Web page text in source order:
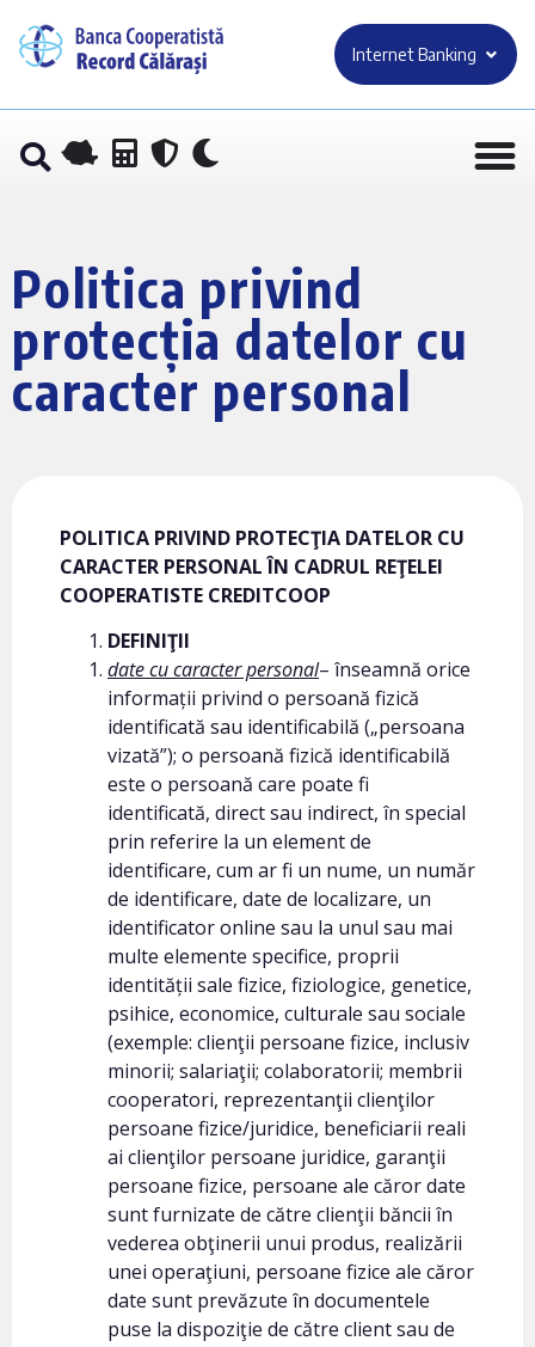
Internet Banking
Politica privind
protecția datelor cu
caracter personal
POLITICA PRIVIND PROTECŢIA DATELOR CU
CARACTER PERSONAL ÎN CADRUL REŢELEI
COOPERATISTE CREDITCOOP
DEFINIŢII
date cu caracter personal– înseamnă orice
informații privind o persoană fizică
identificată sau identificabilă („persoana
vizată”); o persoană fizică identificabilă
este o persoană care poate fi
identificată, direct sau indirect, în special
prin referire la un element de
identificare, cum ar fi un nume, un număr
de identificare, date de localizare, un
identificator online sau la unul sau mai
multe elemente specifice, proprii
identității sale fizice, fiziologice, genetice,
psihice, economice, culturale sau sociale
(exemple: clienţii persoane fizice, inclusiv
minorii; salariaţii; colaboratorii; membrii
cooperatori, reprezentanţii clienţilor
persoane fizice/juridice, beneficiarii reali
ai clienţilor persoane juridice, garanţii
persoane fizice, persoane ale căror date
sunt furnizate de către clienţii băncii în
vederea obţinerii unui produs, realizării
unei operaţiuni, persoane fizice ale căror
date sunt prevăzute în documentele
puse la dispoziţie de către client sau de